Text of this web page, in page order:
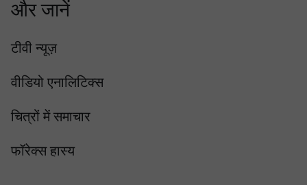
और जानें
टीवी न्यूज़
वीडियो एनालिटिक्स
चित्रों में समाचार
फॉरेक्स हास्य